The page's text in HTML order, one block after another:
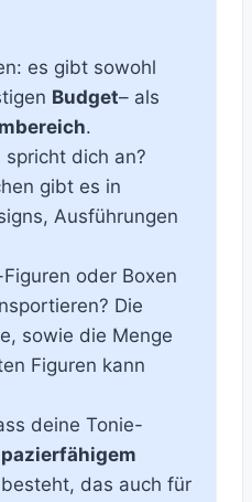
es gibt sowohl
Budget– als
.
spricht dich an?
gibt es in
Ausführungen
oder Boxen
Die
sowie die Menge
Figuren kann
deine Tonie-
besteht, das auch für